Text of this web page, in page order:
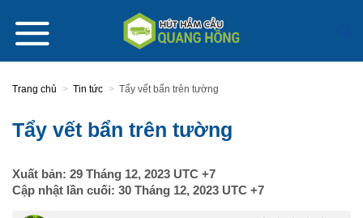
content
Trang chủ > Tin tức > Tẩy vết bẩn trên tường
Tẩy vết bẩn trên tường
Xuất bản: 29 Tháng 12, 2023 UTC +7
Cập nhật lần cuối: 30 Tháng 12, 2023 UTC +7